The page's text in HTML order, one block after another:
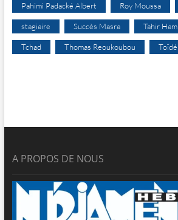
Pahimi Padacké Albert Roy Moussa
stagiaire Succès Masra Tahir
Tchad Thomas Reoukoubou
A PROPOS DE NOUS